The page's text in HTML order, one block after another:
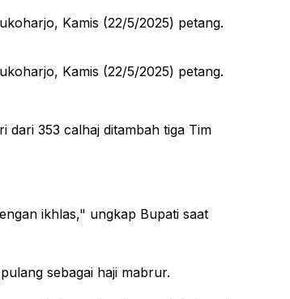
Kamis (22/5/2025) petang.
Kamis (22/5/2025) petang.
dari 353 calhaj ditambah tiga Tim
ikhlas," ungkap Bupati saat
sebagai haji mabrur.